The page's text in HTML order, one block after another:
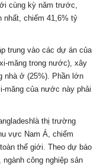
cùng kỳ năm trước,
nhất, chiếm 41,6% tỷ
trung vào các dự án của
măng trong nước), xây
nhà ở (25%). Phần lớn
măng của nước này phải
thị trường
vực Nam Á, chiếm
thế giới. Theo dự báo
công nghiệp sản